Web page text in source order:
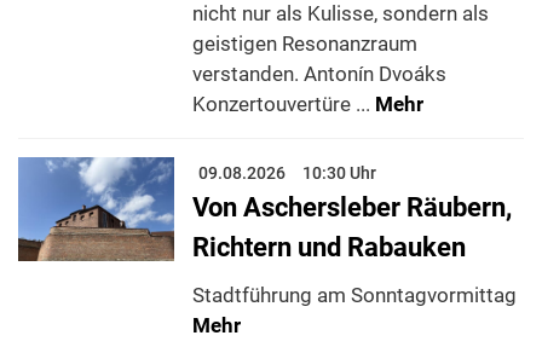
nicht nur als Kulisse, sondern als
geistigen Resonanzraum
verstanden. Antonín Dvoáks
Konzertouvertüre ... Mehr
09.08.2026 10:30 Uhr
Von Aschersleber Räubern,
Richtern und Rabauken
Stadtführung am Sonntagvormittag
Mehr